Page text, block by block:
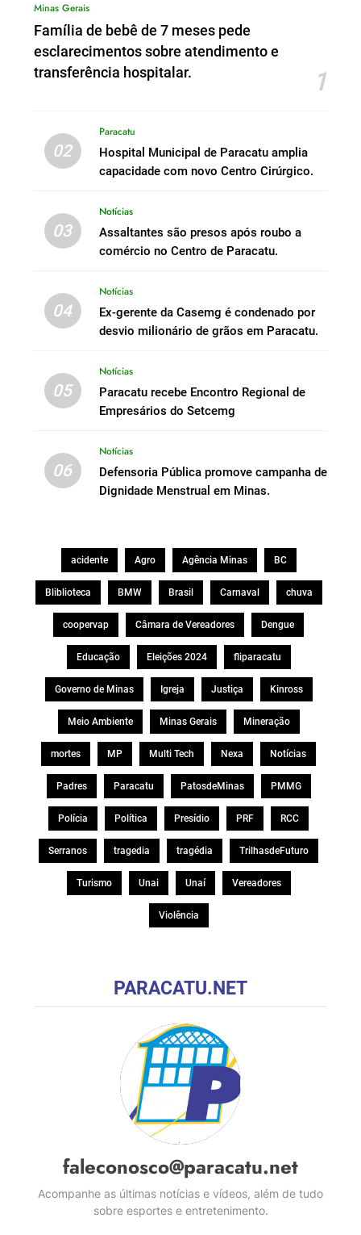
Minas Gerais
Família de bebê de 7 meses pede
esclarecimentos sobre atendimento e
transferência hospitalar.
1
02
Paracatu
Hospital Municipal de Paracatu amplia
capacidade com novo Centro Cirúrgico.
03
Notícias
Assaltantes são presos após roubo a
comércio no Centro de Paracatu.
04
Notícias
Ex-gerente da Casemg é condenado por
desvio milionário de grãos em Paracatu.
05
Notícias
Paracatu recebe Encontro Regional de
Empresários do Setcemg
06
Notícias
Defensoria Pública promove campanha de
Dignidade Menstrual em Minas.
acidente Agro Agência Minas BC
Bliblioteca BMW Brasil Carnaval chuva
coopervap Câmara de Vereadores Dengue
Educação Eleições 2024 fliparacatu
Governo de Minas Igreja Justiça Kinross
Meio Ambiente Minas Gerais Mineração
mortes MP Multi Tech Nexa Notícias
Padres Paracatu PatosdeMinas PMMG
Polícia Política Presídio PRF RCC
Serranos tragedia tragédia TrilhasdeFuturo
Turismo Unai Unaí Vereadores
Violência
PARACATU.NET
faleconosco@paracatu.net
Acompanhe as últimas notícias e vídeos, além de tudo
sobre esportes e entretenimento.